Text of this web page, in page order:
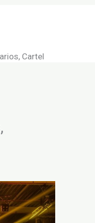
Cartel